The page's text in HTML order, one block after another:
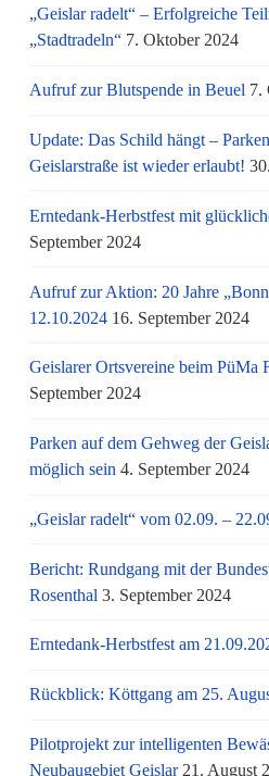
„Geislar radelt“ – Erfolgreiche
„Stadtradeln“ 7. Oktober 2024
Aufruf zur Blutspende in Beuel 7.
Update: Das Schild hängt –
Geislarstraße ist wieder erlaubt!
Erntedank-Herbstfest mit
September 2024
Aufruf zur Aktion: 20 Jahre
12.10.2024 16. September 2024
Geislarer Ortsvereine beim PüMa
September 2024
Parken auf dem Gehweg der
möglich sein 4. September 2024
„Geislar radelt“ vom 02.09. –
Bericht: Rundgang mit der
Rosenthal 3. September 2024
Erntedank-Herbstfest am
Rückblick: Köttgang am 25.
Pilotprojekt zur intelligenten
Neubaugebiet Geislar 21. August